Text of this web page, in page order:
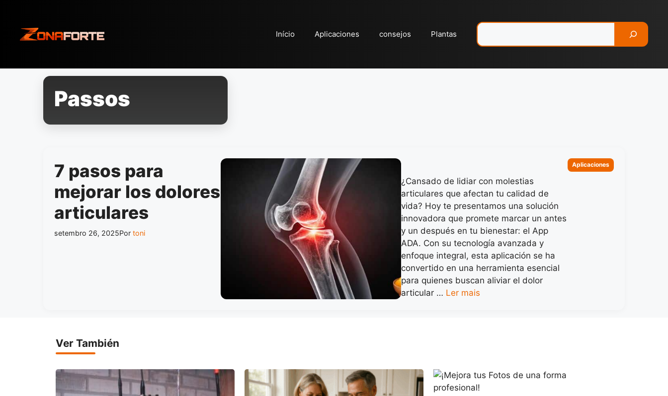
conteúdo
Início Aplicaciones consejos Plantas
Passos
7 pasos para
mejorar los dolores
articulares
setembro 26, 2025Por toni
¿Cansado de lidiar con molestias
articulares que afectan tu calidad de
vida? Hoy te presentamos una solución
innovadora que promete marcar un antes
y un después en tu bienestar: el App
ADA. Con su tecnología avanzada y
enfoque integral, esta aplicación se ha
convertido en una herramienta esencial
para quienes buscan aliviar el dolor
articular … Ler mais
Categorias
Aplicaciones
Ver También